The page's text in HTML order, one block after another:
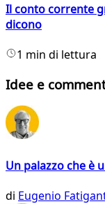
Il conto corrente
dicono
1 min di lettura
Idee e
Un palazzo che è
di Eugenio